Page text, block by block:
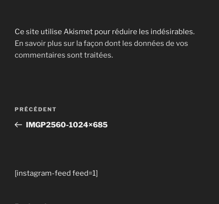
Ce site utilise Akismet pour réduire les indésirables.
En savoir plus sur la façon dont les données de vos
commentaires sont traitées.
Navigation
l’article
Article
précédent
PRÉCÉDENT
IMGP2560-1024×685
[instagram-feed feed=1]